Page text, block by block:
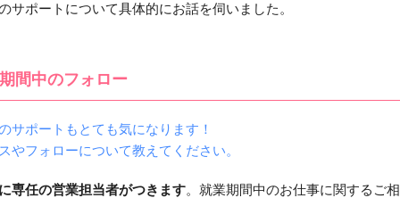
サポートについて具体的にお話を伺いました。
間中のフォロー
サポートもとても気になります！
やフォローについて教えてください。
専任の営業担当者がつきます。 就業期間中のお仕事に関するご相